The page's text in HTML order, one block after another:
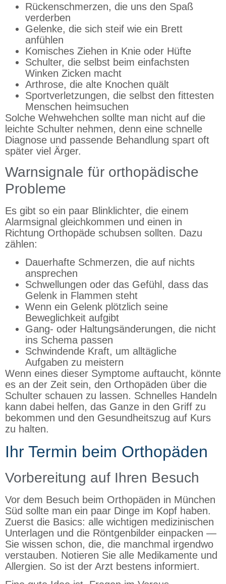
Rückenschmerzen, die uns den Spaß
verderben
Gelenke, die sich steif wie ein Brett
anfühlen
Komisches Ziehen in Knie oder Hüfte
Schulter, die selbst beim einfachsten
Winken Zicken macht
Arthrose, die alte Knochen quält
Sportverletzungen, die selbst den fittesten
Menschen heimsuchen
Solche Wehwehchen sollte man nicht auf die
leichte Schulter nehmen, denn eine schnelle
Diagnose und passende Behandlung spart oft
später viel Ärger.
Warnsignale für orthopädische
Probleme
Es gibt so ein paar Blinklichter, die einem
Alarmsignal gleichkommen und einen in
Richtung Orthopäde schubsen sollten. Dazu
zählen:
Dauerhafte Schmerzen, die auf nichts
ansprechen
Schwellungen oder das Gefühl, dass das
Gelenk in Flammen steht
Wenn ein Gelenk plötzlich seine
Beweglichkeit aufgibt
Gang- oder Haltungsänderungen, die nicht
ins Schema passen
Schwindende Kraft, um alltägliche
Aufgaben zu meistern
Wenn eines dieser Symptome auftaucht, könnte
es an der Zeit sein, den Orthopäden über die
Schulter schauen zu lassen. Schnelles Handeln
kann dabei helfen, das Ganze in den Griff zu
bekommen und den Gesundheitszug auf Kurs
zu halten.
Ihr Termin beim Orthopäden
Vorbereitung auf Ihren Besuch
Vor dem Besuch beim Orthopäden in München
Süd sollte man ein paar Dinge im Kopf haben.
Zuerst die Basics: alle wichtigen medizinischen
Unterlagen und die Röntgenbilder einpacken —
Sie wissen schon, die, die manchmal irgendwo
verstauben. Notieren Sie alle Medikamente und
Allergien. So ist der Arzt bestens informiert.